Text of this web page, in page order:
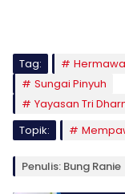
Tag:
Sungai Pinyuh
Yayasan Tri
Topik:
Penulis: Bung Ranie